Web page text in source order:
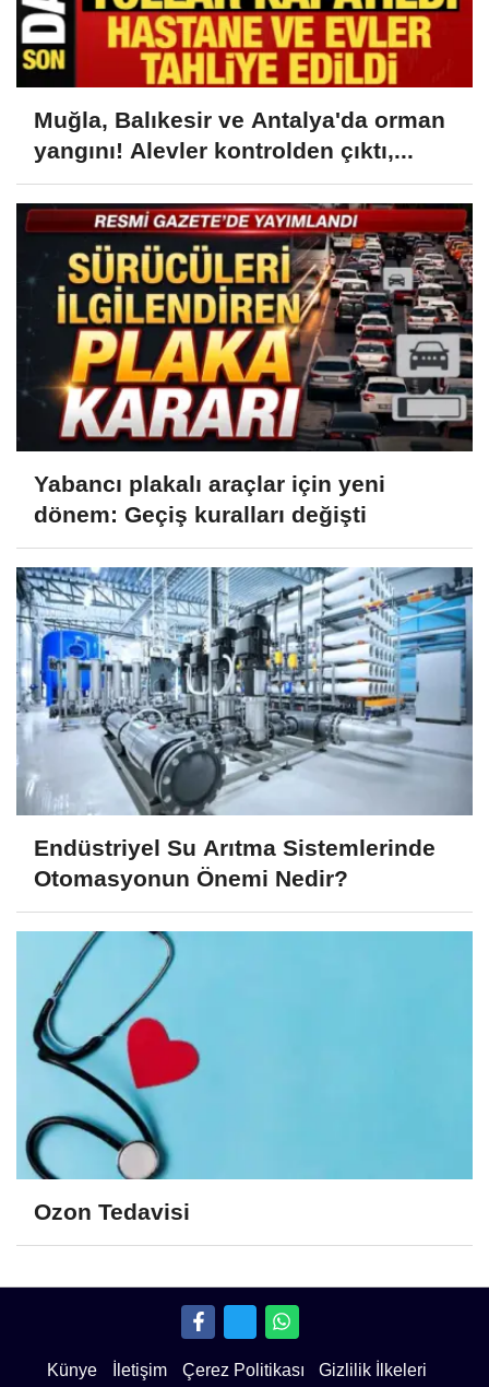
Muğla, Balıkesir ve Antalya'da orman
yangını! Alevler kontrolden çıktı,...
Yabancı plakalı araçlar için yeni
dönem: Geçiş kuralları değişti
Endüstriyel Su Arıtma Sistemlerinde
Otomasyonun Önemi Nedir?
Ozon Tedavisi
Künye İletişim Çerez Politikası Gizlilik İlkeleri